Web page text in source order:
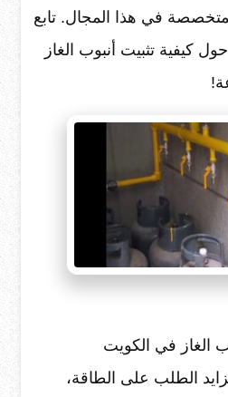
في هذا المجال. تابع
كيفية تثبيت أنبوب الغاز
الغاز في الكويت
الطلب على الطاقة،